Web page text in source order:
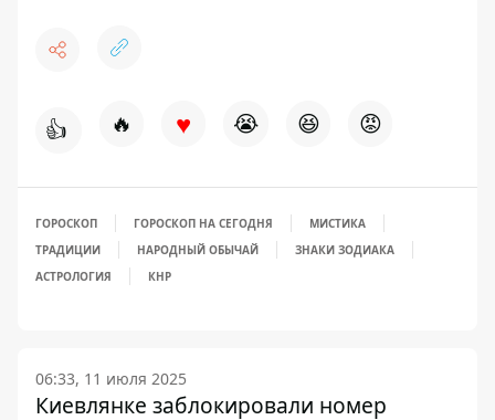
👍 🔥 ♥ 😭 😆 😡
ГОРОСКОП ГОРОСКОП НА СЕГОДНЯ
МИСТИКА
ТРАДИЦИИ
НАРОДНЫЙ ОБЫЧАЙ
ЗНАКИ ЗОДИАКА
АСТРОЛОГИЯ
КНР
06:33, 11 июля 2025
Киевлянке заблокировали номер